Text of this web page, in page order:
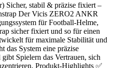
stabil & präzise fixiert –
Der Vicis ZERO2 ANKR
für Football-Helme,
sicher fixiert und so für einen
für maximale Stabilität und
das System eine präzise
Spielern das Vertrauen, sich
Produkt-Highlights ✅